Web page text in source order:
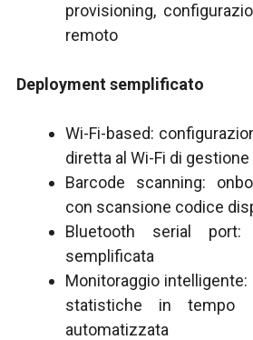
provisioning,
remoto
Deployment semplificato
Wi-Fi-based:
diretta al Wi-Fi di gestione
Barcode scanning:
con scansione codice
Bluetooth serial port:
semplificata
Monitoraggio intelligente:
statistiche in tempo
automatizzata